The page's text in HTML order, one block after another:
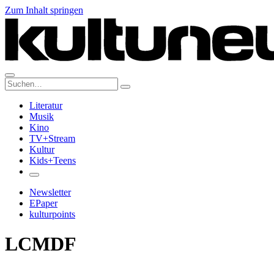
Zum Inhalt springen
Suche:
Literatur
Musik
Kino
TV+Stream
Kultur
Kids+Teens
Newsletter
EPaper
kulturpoints
LCMDF